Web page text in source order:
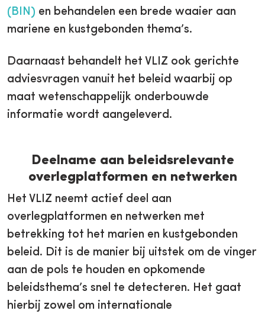
(BIN) en behandelen een brede waaier aan
mariene en kustgebonden thema’s.
Daarnaast behandelt het VLIZ ook gerichte
adviesvragen vanuit het beleid waarbij op
maat wetenschappelijk onderbouwde
informatie wordt aangeleverd.
Deelname aan beleidsrelevante
overlegplatformen en netwerken
Het VLIZ neemt actief deel aan
overlegplatformen en netwerken met
betrekking tot het marien en kustgebonden
beleid. Dit is de manier bij uitstek om de vinger
aan de pols te houden en opkomende
beleidsthema’s snel te detecteren. Het gaat
hierbij zowel om internationale